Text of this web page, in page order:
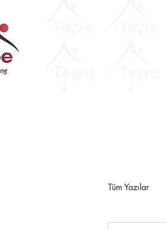
Tüm Yazılar